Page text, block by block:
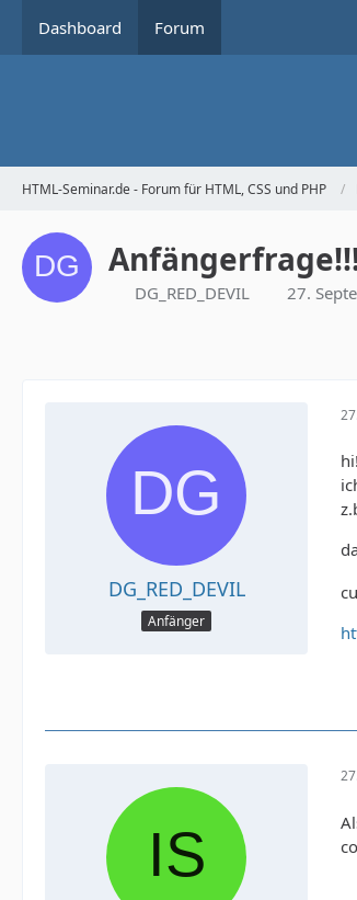
Dashboard Forum
HTML-Seminar.de - Forum für HTML, CSS und PHP
DG_RED_DEVIL 27.
DG_RED_DEVIL
Anfänger
hi!